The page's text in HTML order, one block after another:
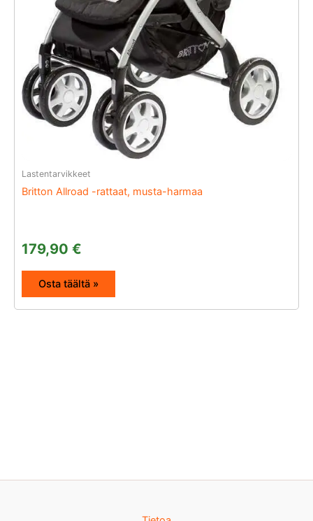
Lastentarvikkeet
Britton Allroad -rattaat, musta-harmaa
179,90 €
Osta täältä »